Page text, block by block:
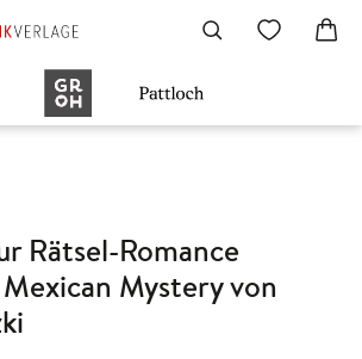
Rätsel-Romance
Mystery von